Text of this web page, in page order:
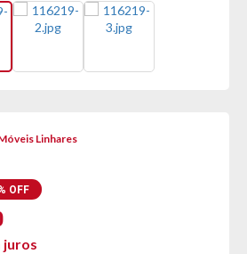
Linhares
OFF
juros